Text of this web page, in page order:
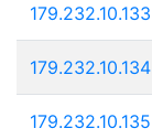
179.232.10.133
179.232.10.134
179.232.10.135